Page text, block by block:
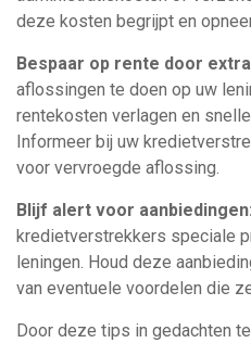
deze kosten begrijpt en
Bespaar op rente door
aflossingen te doen op uw
rentekosten verlagen en
Informeer bij uw
voor vervroegde aflossing.
Blijf alert voor aanbiedingen:
kredietverstrekkers speciale
leningen. Houd deze
van eventuele voordelen die
Door deze tips in gedachten